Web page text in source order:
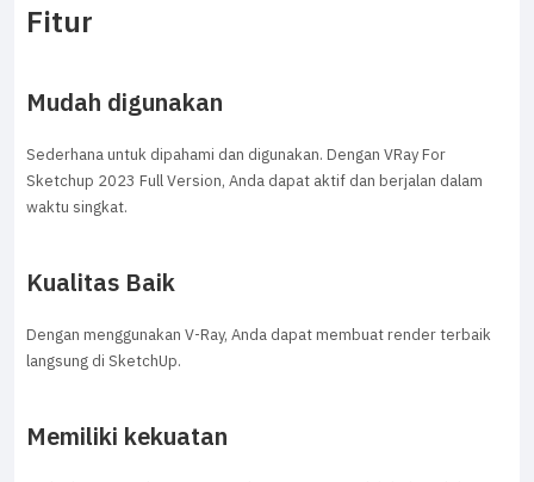
Fitur
Mudah digunakan
Sederhana untuk dipahami dan digunakan. Dengan VRay For
Sketchup 2023 Full Version, Anda dapat aktif dan berjalan dalam
waktu singkat.
Kualitas Baik
Dengan menggunakan V-Ray, Anda dapat membuat render terbaik
langsung di SketchUp.
Memiliki kekuatan